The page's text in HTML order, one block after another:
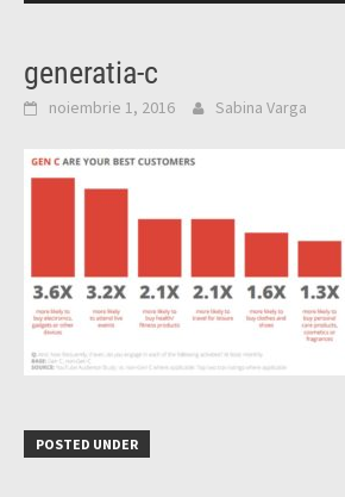
generatia-c
noiembrie 1, 2016 Sabina Varga
POSTED UNDER